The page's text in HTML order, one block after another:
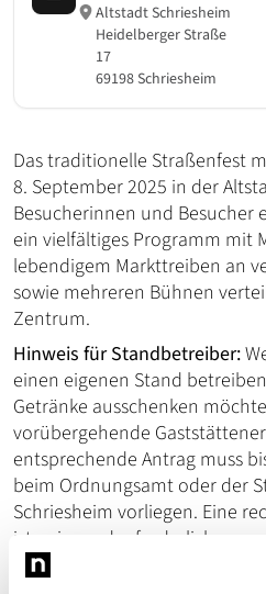
Altstadt Schriesheim
Heidelberger Straße
17
69198 Schriesheim
Das traditionelle Straßenfest
8. September 2025 in der
Besucherinnen und Besucher
ein vielfältiges Programm mit
lebendigem Markttreiben an
sowie mehreren Bühnen
Zentrum.
Hinweis für Standbetreiber:
einen eigenen Stand
Getränke ausschenken
vorübergehende
entsprechende Antrag muss
beim Ordnungsamt oder der
Schriesheim vorliegen. Eine
ist zwingend erforderlich, um
dürfen.